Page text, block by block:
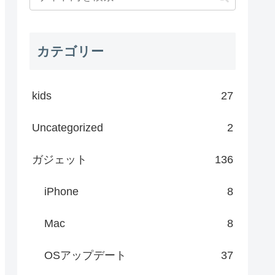
カテゴリー
kids 27
Uncategorized 2
ガジェット 136
iPhone 8
Mac 8
OSアップデート 37